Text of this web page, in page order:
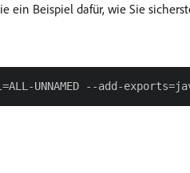
ein Beispiel dafür, wie Sie